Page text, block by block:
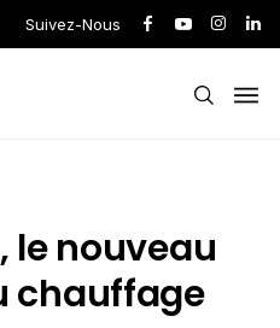
Suivez-Nous
le nouveau
chauffage